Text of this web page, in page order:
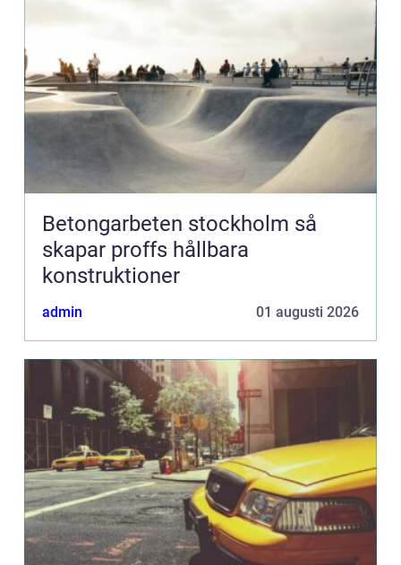
Betongarbeten stockholm så
skapar proffs hållbara
konstruktioner
admin 01 augusti 2026